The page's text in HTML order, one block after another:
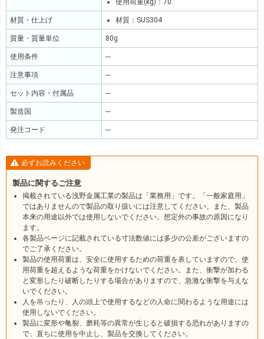
使用荷重(kg)：70
材質・仕上げ 材質：SUS304
質量・質量単位 80g
使用条件 ─
注意事項 ─
セット内容・付属品 ─
製造国 ─
発注コード ─
必ずお読みください
製品に関するご注意
掲載されている浅野金属工業の製品は「業務用」です。「一般家庭用」
ではありませんので製品の取り扱いには注意してください。また、製品
本来の用途以外では使用しないでください。想定外の事故の原因になり
ます。
各製品ページに記載されている寸法数値には多少の公差がございますの
でご了承ください。
製品の使用荷重は、安全に使用するための荷重を表していますので、使
用荷重を超えるような荷重をかけないでください。また、衝撃が加わる
と変形したり破断したりする場合がありますので、急激な衝撃を与えな
いでください。
人を吊ったり、人の頭上で使用するなどの人命に関わるような用途には
使用しないでください。
製品に変形や亀裂、磨耗等の異常が生じると破損する恐れがありますの
で、直ちに使用を中止し、製品を交換してください。